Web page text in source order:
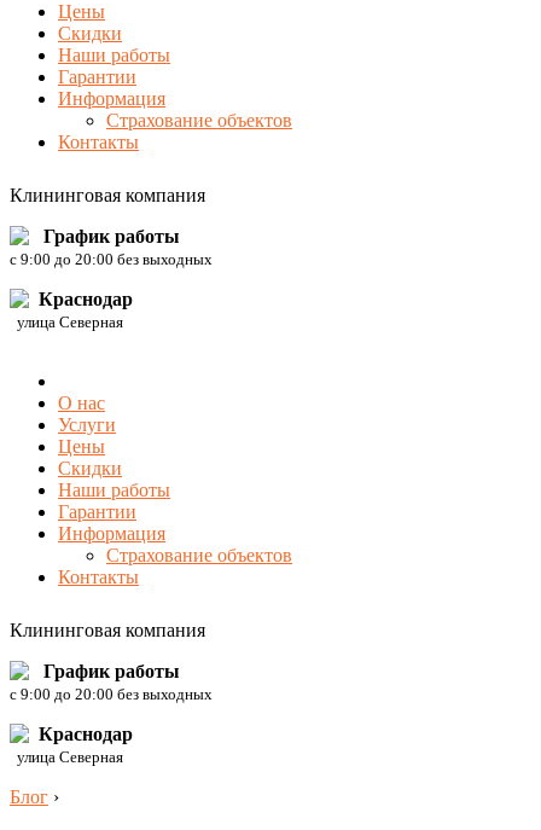
Цены
Скидки
Наши работы
Гарантии
Информация
Страхование объектов
Контакты
Клининговая компания
График работы
c 9:00 до 20:00 без выходных
Краснодар
улица Северная
О нас
Услуги
Цены
Скидки
Наши работы
Гарантии
Информация
Страхование объектов
Контакты
Клининговая компания
График работы
c 9:00 до 20:00 без выходных
Краснодар
улица Северная
Блог ›